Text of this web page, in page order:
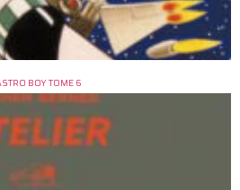
BOY TOME 6